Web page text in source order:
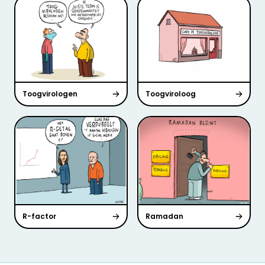
Toogvirologen Toogviroloog
R-factor Ramadan